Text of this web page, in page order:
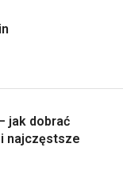
jak dobrać
najczęstsze